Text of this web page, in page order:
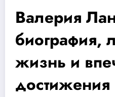
Валерия
биография,
жизнь и
достижения